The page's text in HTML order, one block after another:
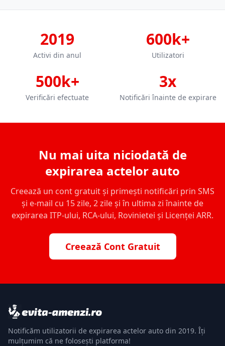
2019
Activi din anul
600k+
Utilizatori
500k+
Verificări efectuate
3x
Notificări înainte de expirare
Nu mai uita niciodată de
expirarea actelor auto
Creează un cont gratuit și primești notificări prin SMS
și e-mail cu 15 zile, 2 zile și în ultima zi înainte de
expirarea ITP-ului, RCA-ului, Rovinietei și Licenței ARR.
Creează Cont Gratuit
Notificăm utilizatorii de expirarea actelor auto din 2019. Îți
mulțumim că ne folosești platforma!